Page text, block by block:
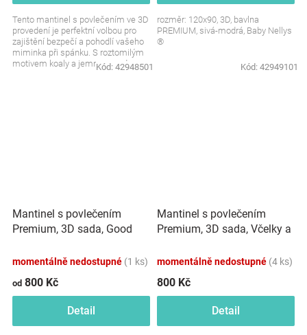
Tento mantinel s povlečením ve 3D
provedení je perfektní volbou pro
zajištění bezpečí a pohodlí vašeho
miminka při spánku. S roztomilým
motivem koaly a jemnou modrou
Kód: 42948501
rozměr: 120x90, 3D, bavlna
PREMIUM, sivá-modrá, Baby Nellys
®
Kód: 42949101
Mantinel s povlečením
Premium, 3D sada, Good
120x90 cm
momentálně nedostupné (1 ks)
od 800 Kč
Detail
Mantinel s povlečením
Premium, 3D sada, Včelky a
momentálně nedostupné (4 ks)
800 Kč
Detail